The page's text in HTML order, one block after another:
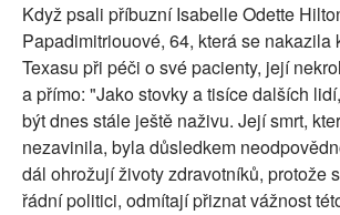
Když psali příbuzní Isabelle Odette
Papadimitriouové, 64, která se nakazila
Texasu při péči o své pacienty, její
a přímo: "Jako stovky a tisíce dalších
být dnes stále ještě naživu. Její smrt,
nezavinila, byla důsledkem
dál ohrožují životy zdravotníků, protože
řádní politici, odmítají přiznat vážnost